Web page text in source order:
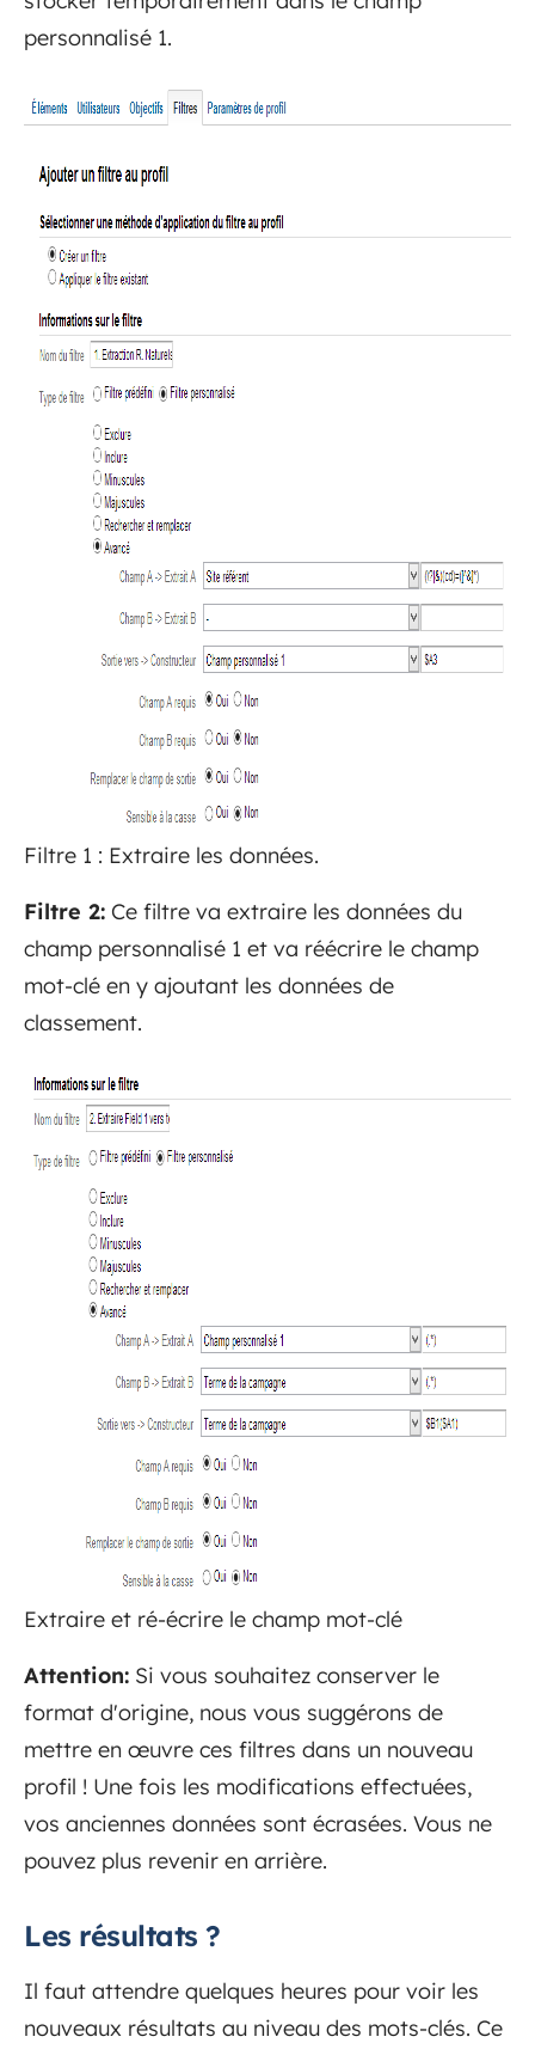
personnalisé 1.
Filtre 1 : Extraire les données.
Filtre 2: Ce filtre va extraire les données du
champ personnalisé 1 et va réécrire le champ
mot-clé en y ajoutant les données de
classement.
Extraire et ré-écrire le champ mot-clé
Attention: Si vous souhaitez conserver le
format d'origine, nous vous suggérons de
mettre en œuvre ces filtres dans un nouveau
profil ! Une fois les modifications effectuées,
vos anciennes données sont écrasées. Vous ne
pouvez plus revenir en arrière.
Les résultats ?
Il faut attendre quelques heures pour voir les
nouveaux résultats au niveau des mots-clés. Ce